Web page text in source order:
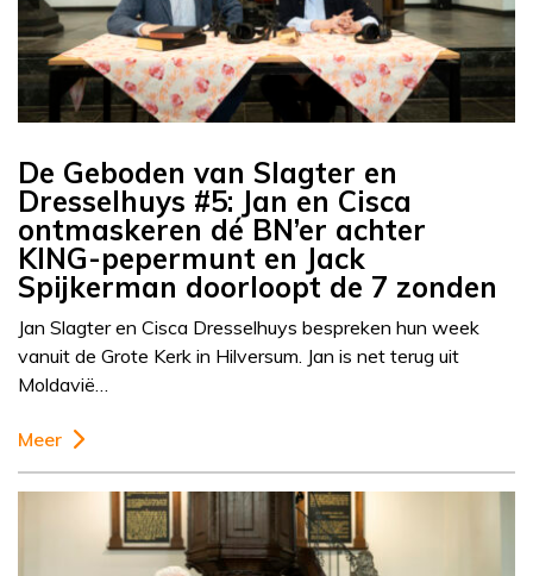
De Geboden van Slagter en
Dresselhuys #5: Jan en Cisca
ontmaskeren dé BN’er achter
KING-pepermunt en Jack
Spijkerman doorloopt de 7 zonden
Jan Slagter en Cisca Dresselhuys bespreken hun week
vanuit de Grote Kerk in Hilversum. Jan is net terug uit
Moldavië…
Meer